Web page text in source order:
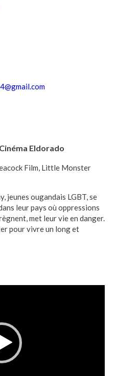
Eldorado
Film, Little Monster
jeunes ougandais LGBT, se
leur pays où oppressions
met leur vie en danger.
pour vivre un long et